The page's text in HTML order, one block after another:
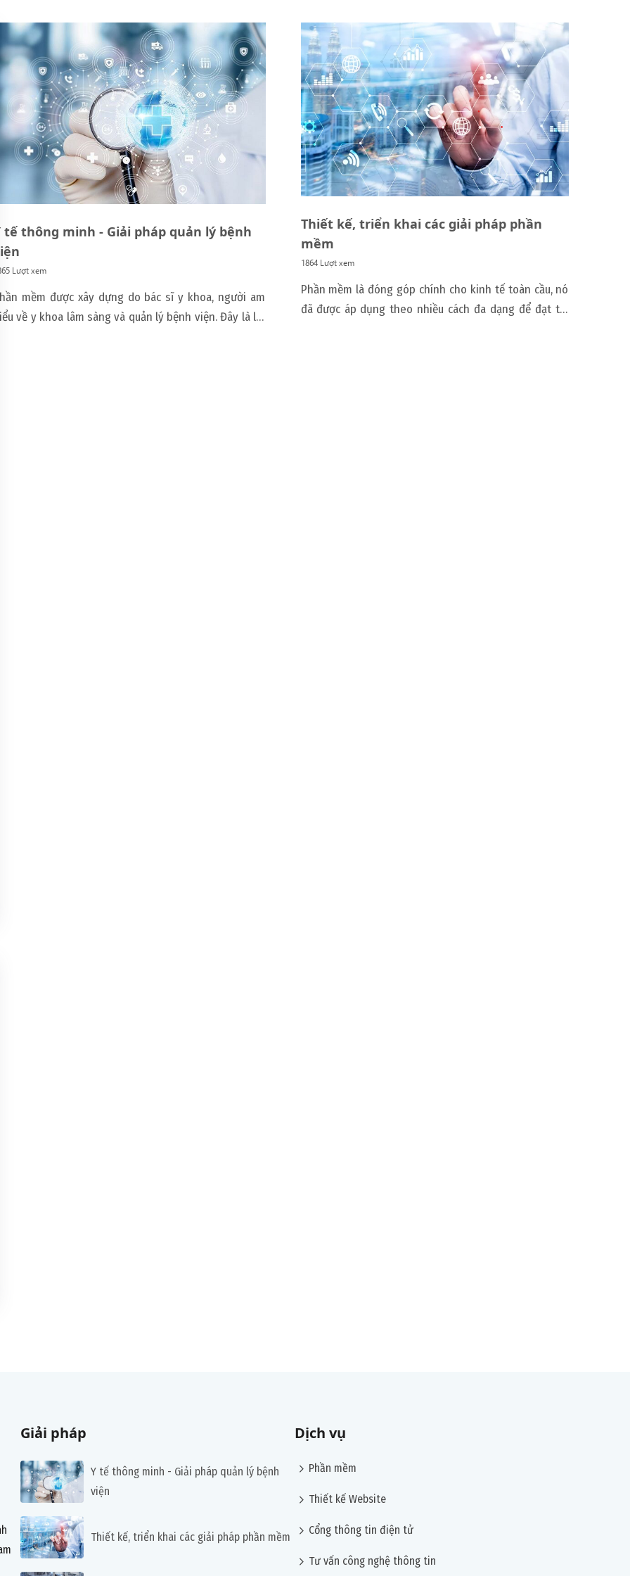
tế thông minh - Giải pháp quản lý bệnh
Lượt xem
mềm được xây dựng do bác sĩ y khoa, người am
về y khoa lâm sàng và quản lý bệnh viện. Đây là lợi
Thiết kế, triển khai các giải pháp phần
mềm
1864 Lượt xem
Phần mềm là đóng góp chính cho kinh tế toàn cầu, nó
đã được áp dụng theo nhiều cách đa dạng để đạt tới
Giải pháp
Y tế thông minh - Giải pháp quản lý bệnh
viện
Thiết kế, triển khai các giải pháp phần mềm
Dịch vụ
chevron_right Phần mềm
chevron_right Thiết kế Website
chevron_right Cổng thông tin điện tử
chevron_right Tư vấn công nghệ thông tin